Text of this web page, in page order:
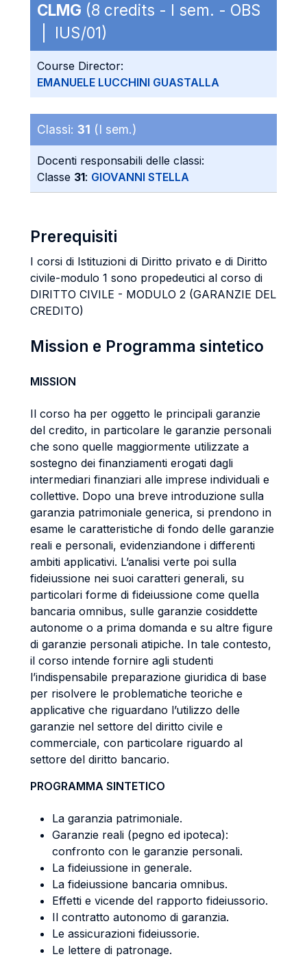
CLMG (8 credits - I sem. - OBS
| IUS/01)
Course Director:
EMANUELE LUCCHINI GUASTALLA
Classi: 31 (I sem.)
Docenti responsabili delle classi:
Classe 31: GIOVANNI STELLA
Prerequisiti
I corsi di Istituzioni di Diritto privato e di Diritto
civile-modulo 1 sono propedeutici al corso di
DIRITTO CIVILE - MODULO 2 (GARANZIE DEL
CREDITO)
Mission e Programma sintetico
MISSION
Il corso ha per oggetto le principali garanzie
del credito, in particolare le garanzie personali
che sono quelle maggiormente utilizzate a
sostegno dei finanziamenti erogati dagli
intermediari finanziari alle imprese individuali e
collettive. Dopo una breve introduzione sulla
garanzia patrimoniale generica, si prendono in
esame le caratteristiche di fondo delle garanzie
reali e personali, evidenziandone i differenti
ambiti applicativi. L’analisi verte poi sulla
fideiussione nei suoi caratteri generali, su
particolari forme di fideiussione come quella
bancaria omnibus, sulle garanzie cosiddette
autonome o a prima domanda e su altre figure
di garanzie personali atipiche. In tale contesto,
il corso intende fornire agli studenti
l’indispensabile preparazione giuridica di base
per risolvere le problematiche teoriche e
applicative che riguardano l’utilizzo delle
garanzie nel settore del diritto civile e
commerciale, con particolare riguardo al
settore del diritto bancario.
PROGRAMMA SINTETICO
La garanzia patrimoniale.
Garanzie reali (pegno ed ipoteca):
confronto con le garanzie personali.
La fideiussione in generale.
La fideiussione bancaria omnibus.
Effetti e vicende del rapporto fideiussorio.
Il contratto autonomo di garanzia.
Le assicurazioni fideiussorie.
Le lettere di patronage.